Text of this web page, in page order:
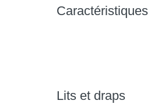
Caractéristiques
Lits et draps